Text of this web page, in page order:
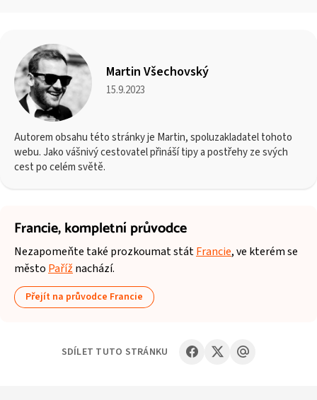
Martin Všechovský
15.9.2023
Autorem obsahu této stránky je Martin, spoluzakladatel tohoto
webu. Jako vášnivý cestovatel přináší tipy a postřehy ze svých
cest po celém světě.
Francie,kompletní průvodce
Nezapomeňte také prozkoumat státFrancie, ve kterém se
město Paříž nachází.
Přejít na průvodce Francie
SDÍLET TUTO STRÁNKU